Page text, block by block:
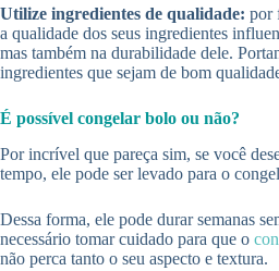
Utilize ingredientes de qualidade: por
a qualidade dos seus ingredientes
mas também na durabilidade dele.
ingredientes que sejam de bom
É possível congelar bolo ou não?
Por incrível que pareça sim, se você
tempo, ele pode ser levado para o
Dessa forma, ele pode durar semanas
necessário tomar cuidado para que o
não perca tanto o seu aspecto e textura.